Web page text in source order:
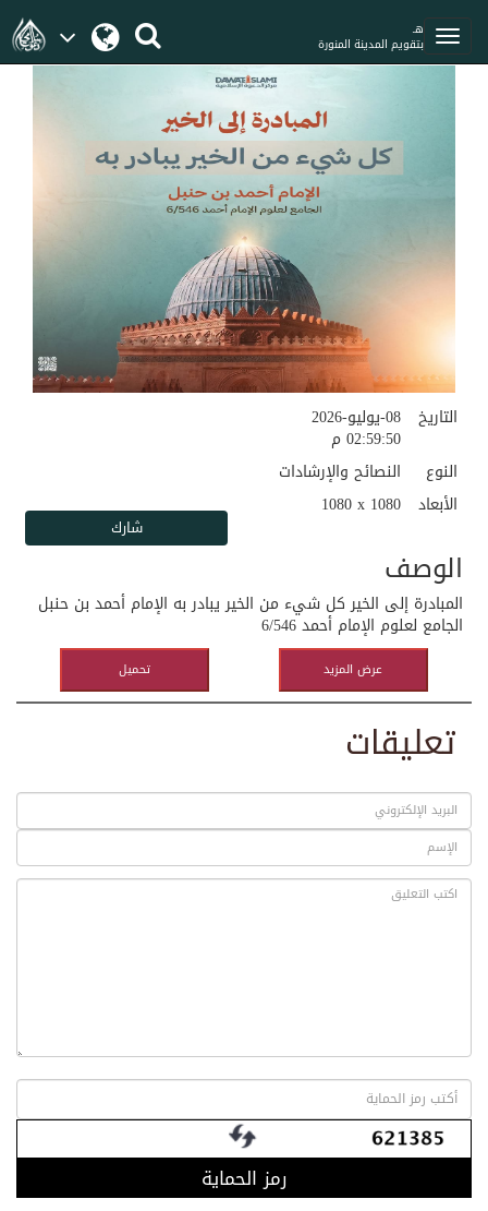
هـ
بتقويم المدينة المنورة
08-يوليو-2026
02:59:50 م
التاريخ
النصائح والإرشادات
النوع
1080 x 1080 الأبعاد
الوصف
المبادرة إلى الخير كل شيء من الخير يبادر به الإمام أحمد بن حنبل
الجامع لعلوم الإمام أحمد 6/546
تحميل عرض المزيد
تعليقات
رمز الحماية